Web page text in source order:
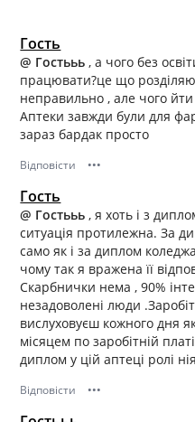
Гость
@ Гостььь, а чого без
працювати?це що
неправильно , але чого
Аптеки завжди були для
зараз бардак просто
Відповісти •••
Гость
@ Гостььь, я хоть і з
ситуація протилежна. За
само як і за диплом
чому так я вражена її
Скарбнички нема , 90%
незадоволені люди
вислуховуєш кожного дня
місяцем по заробітній
диплом у цій аптеці ролі
Відповісти •••